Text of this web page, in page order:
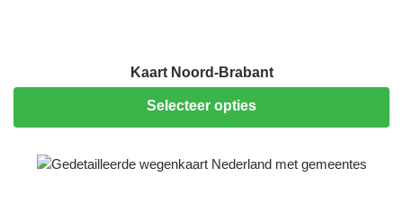
Kaart Noord-Brabant
Selecteer opties